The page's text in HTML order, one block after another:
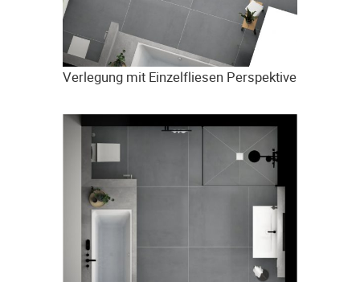
Verlegung mit Einzelfliesen Perspektive